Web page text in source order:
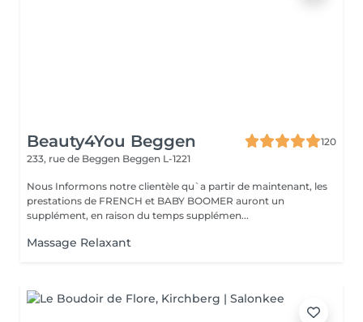
Beauty4You Beggen
120
233, rue de Beggen Beggen L-1221
Nous Informons notre clientèle qu`a partir de maintenant, les
prestations de FRENCH et BABY BOOMER auront un
supplément, en raison du temps supplémen...
Massage Relaxant